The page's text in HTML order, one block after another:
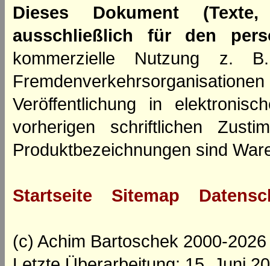
Dieses Dokument
ausschließlich für den
kommerzielle Nutzung z.
Veröffentlichung in
vorherigen schriftlichen
Produktbezeichnungen sind
Startseite Sitemap
(c) Achim Bartoschek 2000-2026